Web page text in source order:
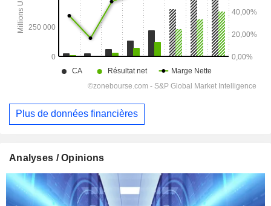
Plus de données financières
Analyses / Opinions